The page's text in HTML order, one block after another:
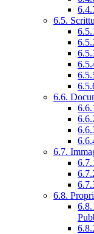
6.5.
6.6.
6.7.
6.8.